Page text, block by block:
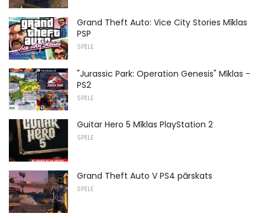
Grand Theft Auto: Vice City Stories Mīklas
PSP
SPĒLE
"Jurassic Park: Operation Genesis" Mīklas -
PS2
SPĒLE
Guitar Hero 5 Mīklas PlayStation 2
SPĒLE
Grand Theft Auto V PS4 pārskats
SPĒLE